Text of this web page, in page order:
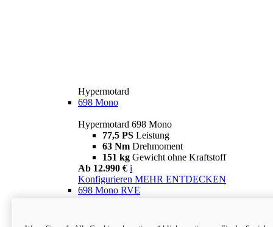
Hypermotard
698 Mono
Hypermotard 698 Mono
77,5 PS Leistung
63 Nm Drehmoment
151 kg Gewicht ohne Kraftstoff
Ab 12.990 € i
Konfigurieren MEHR ENTDECKEN
698 Mono RVE
77,5 PS
Leistung